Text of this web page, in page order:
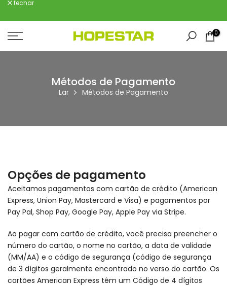
para
o
fechar
0
Métodos de Pagamento
Lar Métodos de Pagamento
Opções de pagamento
Aceitamos pagamentos com cartão de crédito (American
Express, Union Pay, Mastercard e Visa) e pagamentos por
Pay Pal, Shop Pay, Google Pay, Apple Pay via Stripe.
Ao pagar com cartão de crédito, você precisa preencher o
número do cartão, o nome no cartão, a data de validade
(MM/AA) e o código de segurança (código de segurança
de 3 dígitos geralmente encontrado no verso do cartão. Os
cartões American Express têm um Código de 4 dígitos